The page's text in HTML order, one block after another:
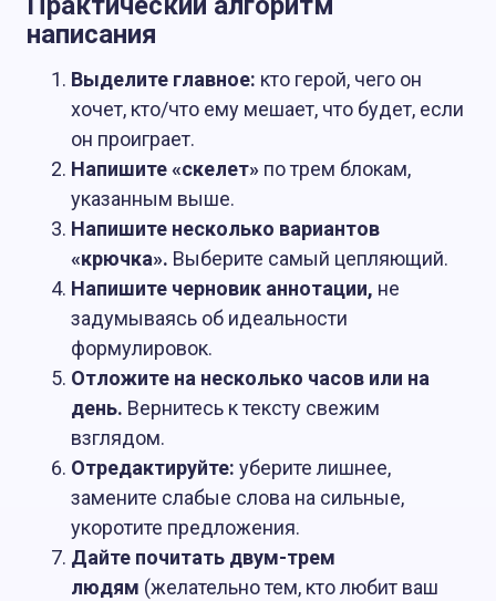
написания
Выделите главное: кто герой, чего он
хочет, кто/что ему мешает, что будет, если
он проиграет.
Напишите «скелет» по трем блокам,
указанным выше.
Напишите несколько вариантов
«крючка». Выберите самый цепляющий.
Напишите черновик аннотации, не
задумываясь об идеальности
формулировок.
Отложите на несколько часов или на
день. Вернитесь к тексту свежим
взглядом.
Отредактируйте: уберите лишнее,
замените слабые слова на сильные,
укоротите предложения.
Дайте почитать двум-трем
людям (желательно тем, кто любит ваш